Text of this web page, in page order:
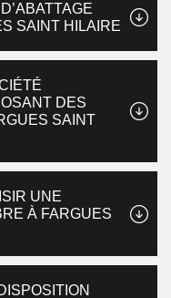
SAINT HILAIRE
DES
SAINT
UNE
À FARGUES